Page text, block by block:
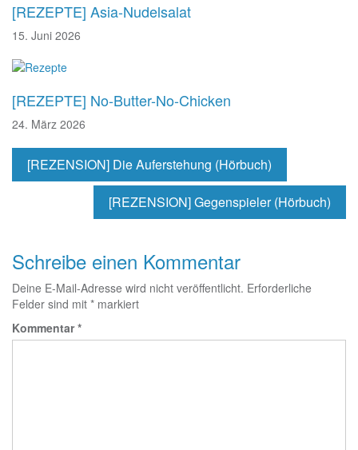
[REZEPTE] Asia-Nudelsalat
15. Juni 2026
[REZEPTE] No-Butter-No-Chicken
24. März 2026
[REZENSION] Die Auferstehung (Hörbuch)
[REZENSION] Gegenspieler (Hörbuch)
Schreibe einen Kommentar
Deine E-Mail-Adresse wird nicht veröffentlicht. Erforderliche
Felder sind mit * markiert
Kommentar*